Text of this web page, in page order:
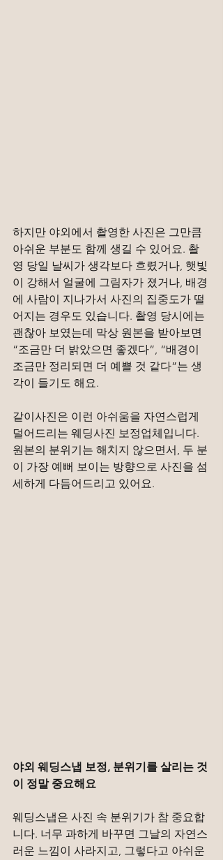
하지만 야외에서 촬영한 사진은 그만큼
아쉬운 부분도 함께 생길 수 있어요. 촬
영 당일 날씨가 생각보다 흐렸거나, 햇빛
이 강해서 얼굴에 그림자가 졌거나, 배경
에 사람이 지나가서 사진의 집중도가 떨
어지는 경우도 있습니다. 촬영 당시에는
괜찮아 보였는데 막상 원본을 받아보면
“조금만 더 밝았으면 좋겠다”, “배경이
조금만 정리되면 더 예쁠 것 같다”는 생
각이 들기도 해요.
같이사진은 이런 아쉬움을 자연스럽게
덜어드리는 웨딩사진 보정업체입니다.
원본의 분위기는 해치지 않으면서, 두 분
이 가장 예뻐 보이는 방향으로 사진을 섬
세하게 다듬어드리고 있어요.
야외 웨딩스냅 보정, 분위기를 살리는 것
이 정말 중요해요
웨딩스냅은 사진 속 분위기가 참 중요합
니다. 너무 과하게 바꾸면 그날의 자연스
러운 느낌이 사라지고, 그렇다고 아쉬운